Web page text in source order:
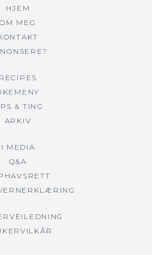
HJEM
OM MEG
RECIPES
& TING
ARKIV
I MEDIA
Q&A